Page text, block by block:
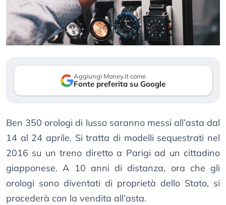
Aggiungi Money.it come
Fonte preferita su Google
Ben 350 orologi di lusso saranno messi all’asta dal
14 al 24 aprile. Si tratta di modelli sequestrati nel
2016 su un treno diretto a Parigi ad un cittadino
giapponese. A 10 anni di distanza, ora che gli
orologi sono diventati di proprietà dello Stato, si
procederà con la vendita all’asta.